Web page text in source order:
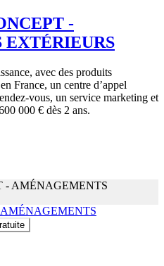
-
avec des produits
France, un centre dʼappel
vous, un service marketing et
000 € dès 2 ans.